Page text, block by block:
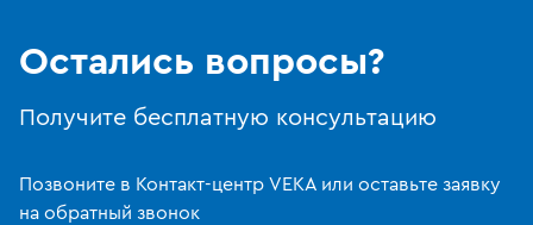
Остались вопросы?
Получите бесплатную консультацию
Позвоните в Контакт-центр VEKA или оставьте заявку
на обратный звонок